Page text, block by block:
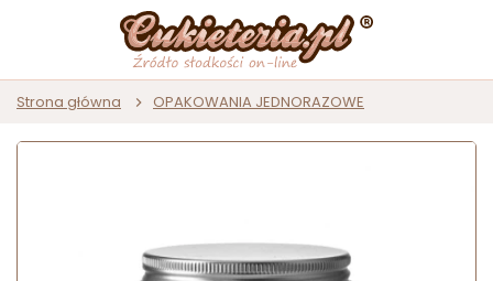
Strona główna OPAKOWANIA JEDNORAZOWE